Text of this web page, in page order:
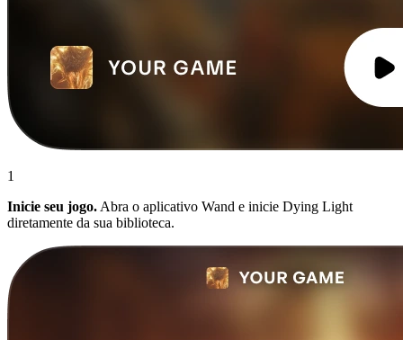
1
Inicie seu jogo. Abra o aplicativo Wand e inicie Dying Light
diretamente da sua biblioteca.